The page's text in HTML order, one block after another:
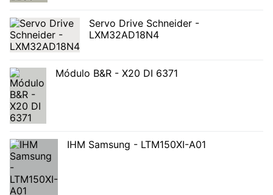
Servo Drive Schneider -
LXM32AD18N4
Módulo B&R - X20 DI 6371
IHM Samsung - LTM150XI-A01